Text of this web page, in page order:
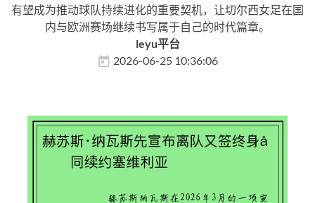
有望成为推动球队持续进化的重要契机，让切尔西女足在国
内与欧洲赛场继续书写属于自己的时代篇章。
leyu平台
2026-06-25 10:36:06